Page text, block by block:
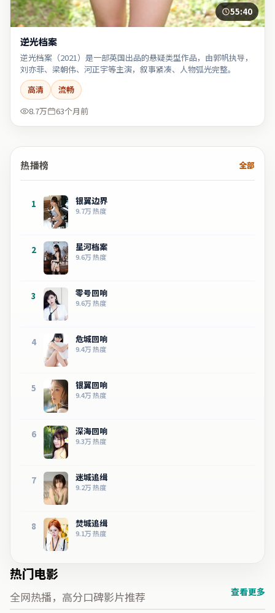
55:40
逆光档案
逆光档案（2021）是一部英国出品的悬疑类型作品，由郭帆执导，
刘亦菲、梁朝伟、河正宇等主演，叙事紧凑、人物弧光完整。
高清
流畅
8.7万
63个月前
热播榜 全部
1 银翼边界
9.7万热度
2 星河档案
9.6万热度
3 零号回响
9.6万热度
4 危城回响
9.4万热度
5 银翼回响
9.4万热度
6 深海回响
9.3万热度
7 迷城追缉
9.2万热度
8 焚城追缉
9.1万热度
热门电影
全网热播，高分口碑影片推荐 查看更多